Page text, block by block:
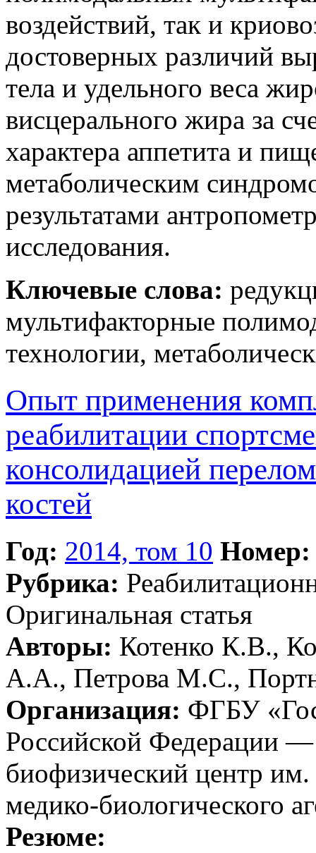
воздействий, так и
достоверных различий
тела и удельного веса
висцерального жира за
характера аппетита и
метаболическим
результатами
исследования.
Ключевые слова:
мультифакторные
технологии,
Опыт применения
реабилитации
консолидацией
костей
Год: 2014, том 10 Номер:
Рубрика:
Оригинальная статья
Авторы: Котенко К.В.,
А.А., Петрова М.С.,
Организация: ФГБУ
Российской Федерации
биофизический центр
медико-биологического
Резюме: